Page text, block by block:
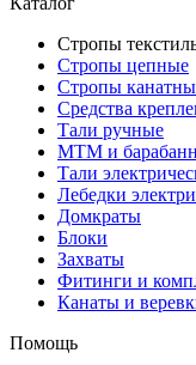
Стропы
Стропы цепные
Стропы
Средства
Тали ручные
МТМ и
Тали
Лебедки
Домкраты
Блоки
Захваты
Фитинги и
Канаты и
Помощь